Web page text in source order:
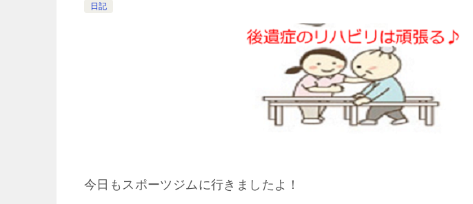
日記
今日もスポーツジムに行きましたよ！